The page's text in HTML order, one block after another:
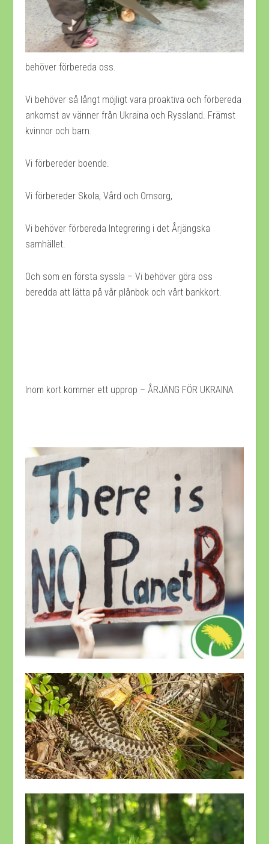
behöver förbereda oss.
Vi behöver så långt möjligt vara proaktiva och förbereda
ankomst av vänner från Ukraina och Ryssland. Främst
kvinnor och barn.
Vi förbereder boende.
Vi förbereder Skola, Vård och Omsorg,
Vi behöver förbereda Integrering i det Årjängska
samhället.
Och som en första syssla – Vi behöver göra oss
beredda att lätta på vår plånbok och vårt bankkort.
Inom kort kommer ett upprop – ÅRJÄNG FÖR UKRAINA